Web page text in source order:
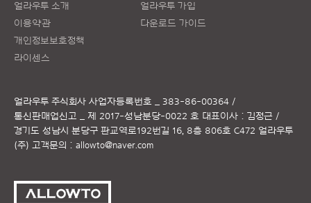
얼라우투 소개
이용약관
개인정보보호정책
라이센스
얼라우투 가입
다운로드 가이드
얼라우투 주식회사 사업자등록번호 _ 383-86-00364 /
통신판매업신고 _ 제 2017-성남분당-0022 호 대표이사 : 김정근 /
경기도 성남시 분당구 판교역로192번길 16, 8층 806호 C472 얼라우투
(주) 고객문의 : allowto@naver.com